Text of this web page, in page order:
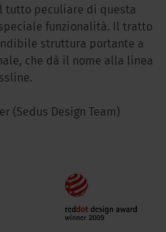
tutto peculiare di questa
funzionalità. Il tratto
struttura portante a
che dà il nome alla linea
(Sedus Design Team)